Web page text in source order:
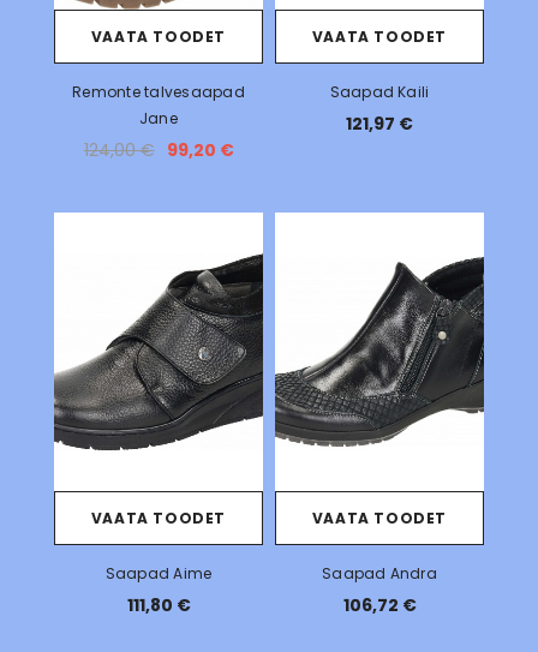
VAATA TOODET
Remonte talvesaapad
Jane
124,00 € 99,20 €
VAATA TOODET
Saapad Kaili
121,97 €
VAATA TOODET
Saapad Aime
111,80 €
VAATA TOODET
Saapad Andra
106,72 €